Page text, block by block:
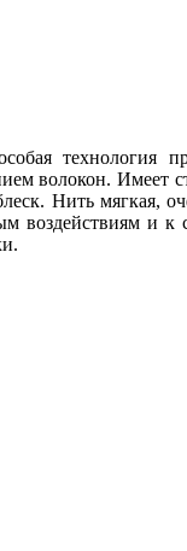
технология
волокон. Имеет
Нить мягкая,
воздействиям и к